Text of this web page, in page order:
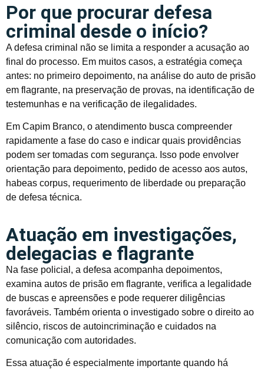
Por que procurar defesa
criminal desde o início?
A defesa criminal não se limita a responder a acusação ao
final do processo. Em muitos casos, a estratégia começa
antes: no primeiro depoimento, na análise do auto de prisão
em flagrante, na preservação de provas, na identificação de
testemunhas e na verificação de ilegalidades.
Em Capim Branco, o atendimento busca compreender
rapidamente a fase do caso e indicar quais providências
podem ser tomadas com segurança. Isso pode envolver
orientação para depoimento, pedido de acesso aos autos,
habeas corpus, requerimento de liberdade ou preparação
de defesa técnica.
Atuação em investigações,
delegacias e flagrante
Na fase policial, a defesa acompanha depoimentos,
examina autos de prisão em flagrante, verifica a legalidade
de buscas e apreensões e pode requerer diligências
favoráveis. Também orienta o investigado sobre o direito ao
silêncio, riscos de autoincriminação e cuidados na
comunicação com autoridades.
Essa atuação é especialmente importante quando há